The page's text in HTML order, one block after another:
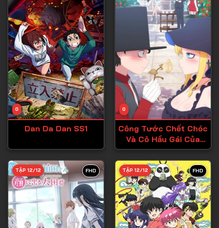
Tập 30
Tập 31
Tập 32
Tập 33
Tập 34
Tập 35
Tập 36
Tập 37
Tập 39
Tập 40
Tập 41
Tập 42
0
Dan Da Dan SS1
0
Công Tước Chết Chóc
Và Cô Hầu Gái Của
Cậu
FHD
TẬP 12/12 FHD
TẬP 12/12